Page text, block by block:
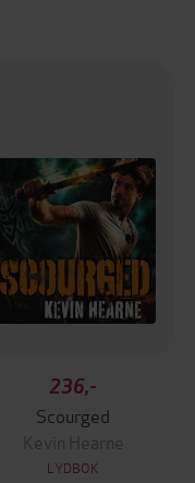
236,-
Scourged
Kevin Hearne
LYDBOK